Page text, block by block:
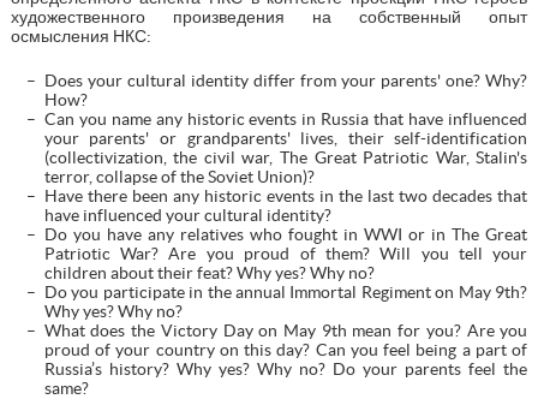
художественного произведения на собственный опыт
осмысления НКС:
Does your cultural identity differ from your parents' one? Why?
How?
Can you name any historic events in Russia that have influenced
your parents' or grandparents' lives, their self-identification
(collectivization, the civil war, The Great Patriotic War, Stalin's
terror, collapse of the Soviet Union)?
Have there been any historic events in the last two decades that
have influenced your cultural identity?
Do you have any relatives who fought in WWI or in The Great
Patriotic War? Are you proud of them? Will you tell your
children about their feat? Why yes? Why no?
Do you participate in the annual Immortal Regiment on May 9th?
Why yes? Why no?
What does the Victory Day on May 9th mean for you? Are you
proud of your country on this day? Can you feel being a part of
Russia’s history? Why yes? Why no? Do your parents feel the
same?